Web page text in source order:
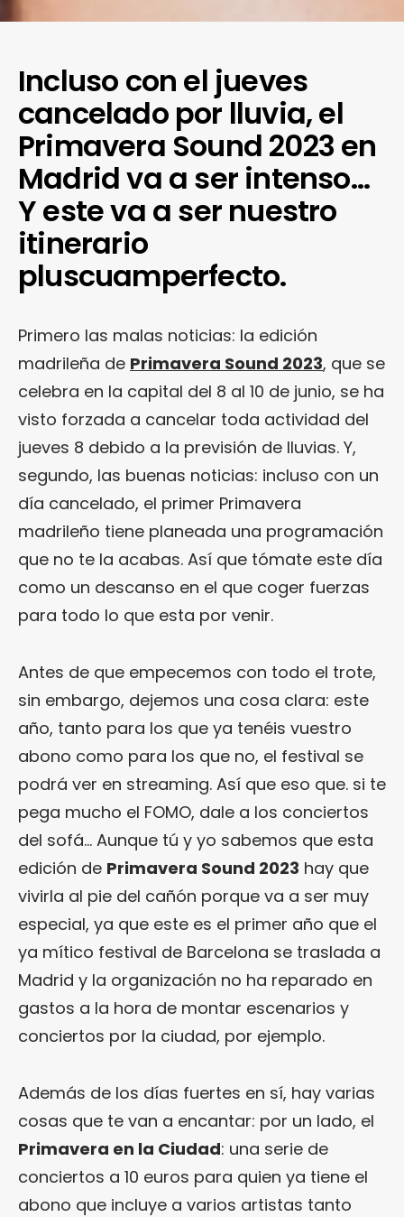
Incluso con el jueves
cancelado por lluvia, el
Primavera Sound 2023 en
Madrid va a ser intenso…
Y este va a ser nuestro
itinerario
pluscuamperfecto.
Primero las malas noticias: la edición
madrileña de Primavera Sound 2023, que se
celebra en la capital del 8 al 10 de junio, se ha
visto forzada a cancelar toda actividad del
jueves 8 debido a la previsión de lluvias. Y,
segundo, las buenas noticias: incluso con un
día cancelado, el primer Primavera
madrileño tiene planeada una programación
que no te la acabas. Así que tómate este día
como un descanso en el que coger fuerzas
para todo lo que esta por venir.
Antes de que empecemos con todo el trote,
sin embargo, dejemos una cosa clara: este
año, tanto para los que ya tenéis vuestro
abono como para los que no, el festival se
podrá ver en streaming. Así que eso que. si te
pega mucho el FOMO, dale a los conciertos
del sofá… Aunque tú y yo sabemos que esta
edición de Primavera Sound 2023 hay que
vivirla al pie del cañón porque va a ser muy
especial, ya que este es el primer año que el
ya mítico festival de Barcelona se traslada a
Madrid y la organización no ha reparado en
gastos a la hora de montar escenarios y
conciertos por la ciudad, por ejemplo.
Además de los días fuertes en sí, hay varias
cosas que te van a encantar: por un lado, el
Primavera en la Ciudad: una serie de
conciertos a 10 euros para quien ya tiene el
abono que incluye a varios artistas tanto